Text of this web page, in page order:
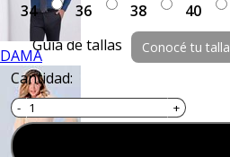
DAMA
34
36 38 40
Guía de tallas
Conocé tu talla
Cantidad: